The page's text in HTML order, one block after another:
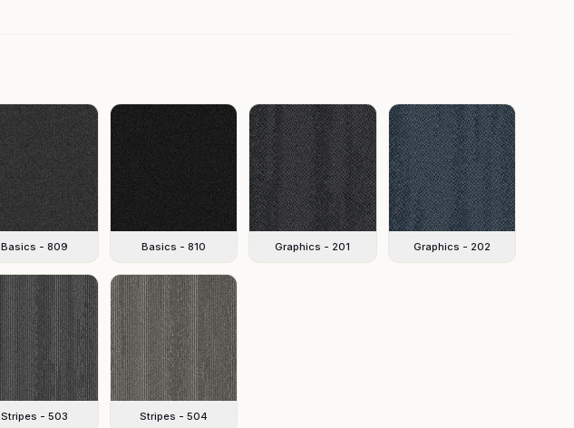
Basics - 809 Basics - 810 Graphics - 201 Graphics - 202
Stripes - 503 Stripes - 504